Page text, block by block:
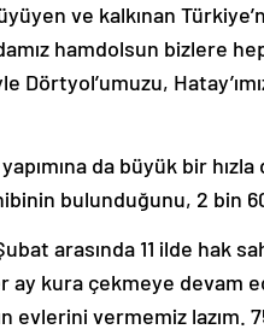
ve kalkınan
hamdolsun bizlere
Dörtyol’umuzu,
yapımına da büyük bir
bulunduğunu, 2 bin
arasında 11 ilde hak
ay kura çekmeye devam
evlerini vermemiz lazım.